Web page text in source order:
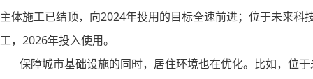
主体施工已结顶，向2024年投用的目标全速前进；位于未来
工，2026年投入使用。
保障城市基础设施的同时，居住环境也在优化。比如，位